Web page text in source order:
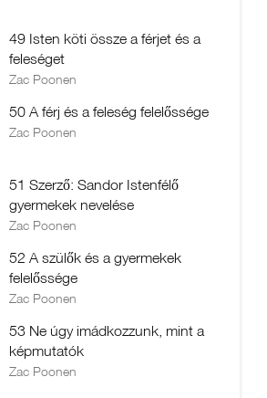
49 Isten köti össze a férjet és a
feleséget
Zac Poonen
50 A férj és a feleség felelőssége
Zac Poonen
51 Szerző: Sandor Istenfélő
gyermekek nevelése
Zac Poonen
52 A szülők és a gyermekek
felelőssége
Zac Poonen
53 Ne úgy imádkozzunk, mint a
képmutatók
Zac Poonen